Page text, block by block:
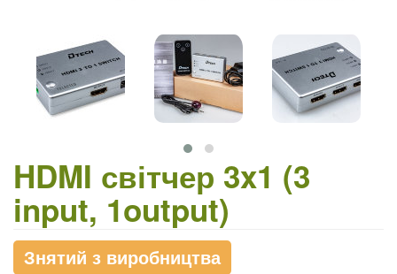
HDMI світчер 3x1 (3
input, 1output)
Знятий з виробництва